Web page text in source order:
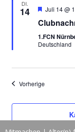
DI.
14 Empfohlen
Juli 14 @
1.FCN
Deutschland
Vorherige